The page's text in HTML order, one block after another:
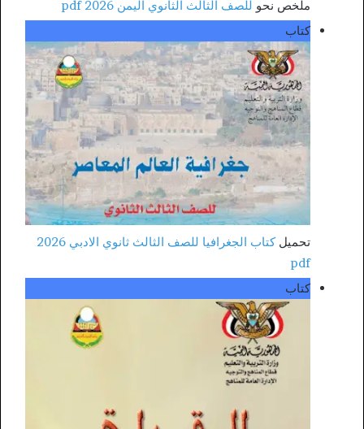
ملخص نحو للصف الثالث الثانوي اليمن 2026 pdf
كتاب
تحميل
كتاب الجغرافيا للصف الثالث ثانوي الادبي 2026
pdf
كتاب